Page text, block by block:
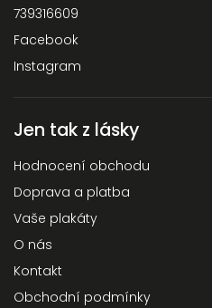
739316609
Facebook
Instagram
Jen tak z lásky
Hodnocení obchodu
Doprava a platba
Vaše plakáty
O nás
Kontakt
Obchodní podmínky